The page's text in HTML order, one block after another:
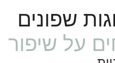
שפונים
על שיפור